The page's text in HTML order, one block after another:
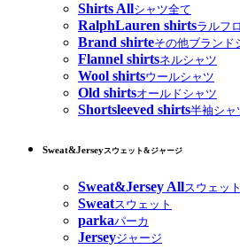
Shirts Allシャツ全て
RalphLauren shirtsラルフ
Brand shirteその他ブランド
Flannel shirtsネルシャツ
Wool shirtsウールシャツ
Old shirtsオールドシャツ
Shortsleeved shirts半袖シャ
Sweat&Jerseyスウェット&ジャージ
Sweat&Jersey Allスウェッ
Sweatスウェット
parkaパーカ
Jerseyジャージ